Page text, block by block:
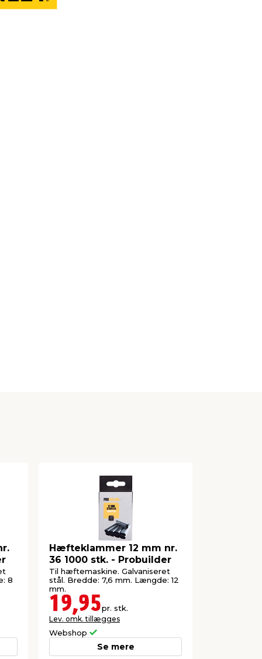
8
Hæfteklammer 12 mm nr.
36 1000 stk. - Probuilder
Til hæftemaskine. Galvaniseret
stål. Bredde: 7,6 mm. Længde: 12
mm.
19,95pr. stk.
Lev. omk. tillægges
Webshop
Se mere